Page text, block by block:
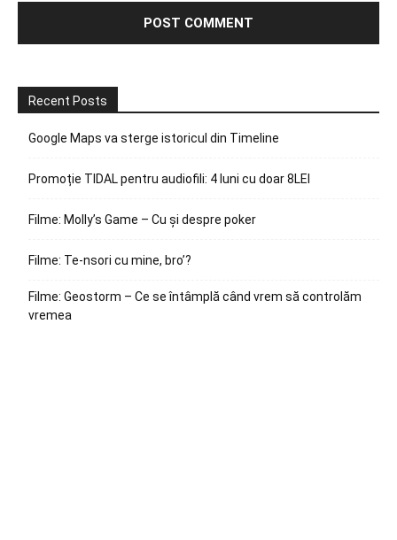
Recent Posts
Google Maps va sterge istoricul din Timeline
Promoție TIDAL pentru audiofili: 4 luni cu doar 8LEI
Filme: Molly’s Game – Cu și despre poker
Filme: Te-nsori cu mine, bro’?
Filme: Geostorm – Ce se întâmplă când vrem să controlăm
vremea